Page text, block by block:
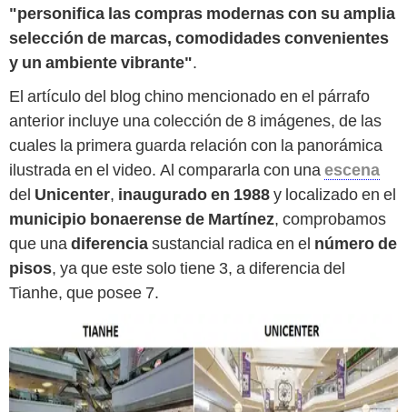
"personifica las compras modernas con su amplia
selección de marcas, comodidades convenientes
y un ambiente vibrante".
El artículo del blog chino mencionado en el párrafo
anterior incluye una colección de 8 imágenes, de las
cuales la primera guarda relación con la panorámica
ilustrada en el video. Al compararla con unaescena
del Unicenter, inaugurado en 1988y localizado en el
municipio bonaerense de Martínez, comprobamos
que unadiferenciasustancial radica en el número de
pisos, ya que este solo tiene 3, a diferencia del
Tianhe, que posee 7.